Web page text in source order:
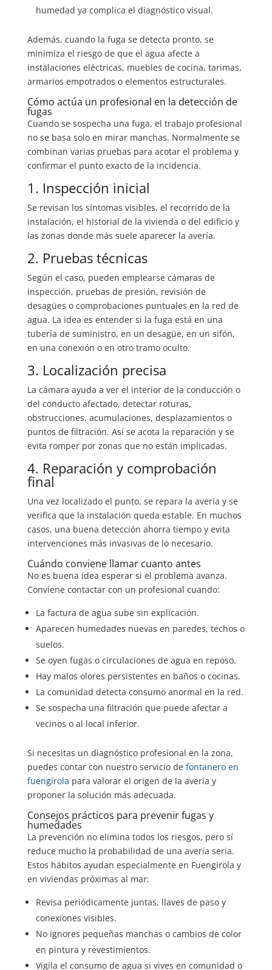
humedad ya complica el diagnóstico visual.
Además, cuando la fuga se detecta pronto, se
minimiza el riesgo de que el agua afecte a
instalaciones eléctricas, muebles de cocina, tarimas,
armarios empotrados o elementos estructurales.
Cómo actúa un profesional en la detección de
fugas
Cuando se sospecha una fuga, el trabajo profesional
no se basa solo en mirar manchas. Normalmente se
combinan varias pruebas para acotar el problema y
confirmar el punto exacto de la incidencia.
1. Inspección inicial
Se revisan los síntomas visibles, el recorrido de la
instalación, el historial de la vivienda o del edificio y
las zonas donde más suele aparecer la avería.
2. Pruebas técnicas
Según el caso, pueden emplearse cámaras de
inspección, pruebas de presión, revisión de
desagües o comprobaciones puntuales en la red de
agua. La idea es entender si la fuga está en una
tubería de suministro, en un desagüe, en un sifón,
en una conexión o en otro tramo oculto.
3. Localización precisa
La cámara ayuda a ver el interior de la conducción o
del conducto afectado, detectar roturas,
obstrucciones, acumulaciones, desplazamientos o
puntos de filtración. Así se acota la reparación y se
evita romper por zonas que no están implicadas.
4. Reparación y comprobación
final
Una vez localizado el punto, se repara la avería y se
verifica que la instalación queda estable. En muchos
casos, una buena detección ahorra tiempo y evita
intervenciones más invasivas de lo necesario.
Cuándo conviene llamar cuanto antes
No es buena idea esperar si el problema avanza.
Conviene contactar con un profesional cuando:
La factura de agua sube sin explicación.
Aparecen humedades nuevas en paredes, techos o
suelos.
Se oyen fugas o circulaciones de agua en reposo.
Hay malos olores persistentes en baños o cocinas.
La comunidad detecta consumo anormal en la red.
Se sospecha una filtración que puede afectar a
vecinos o al local inferior.
Si necesitas un diagnóstico profesional en la zona,
puedes contar con nuestro servicio de fontanero en
fuengirola para valorar el origen de la avería y
proponer la solución más adecuada.
Consejos prácticos para prevenir fugas y
humedades
La prevención no elimina todos los riesgos, pero sí
reduce mucho la probabilidad de una avería seria.
Estos hábitos ayudan especialmente en Fuengirola y
en viviendas próximas al mar:
Revisa periódicamente juntas, llaves de paso y
conexiones visibles.
No ignores pequeñas manchas o cambios de color
en pintura y revestimientos.
Vigila el consumo de agua si vives en comunidad o